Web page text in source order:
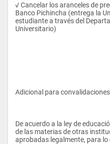
√ Cancelar los aranceles de
Banco Pichincha (entrega la
estudiante a través del
Universitario)
Adicional para
De acuerdo a la ley de
de las materias de otras
aprobadas legalmente, para